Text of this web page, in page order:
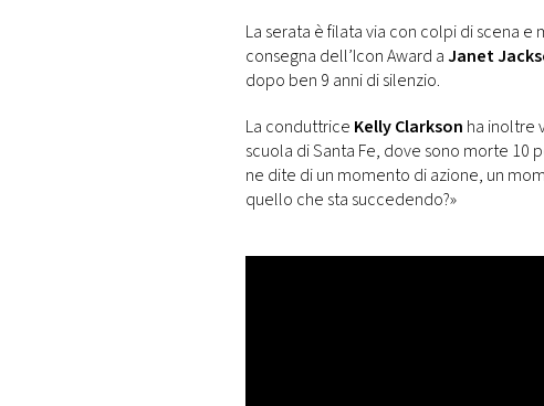
La serata è filata via con colpi di scena
consegna dell’Icon Award aJanet
dopo ben 9 anni di silenzio.
La conduttrice Kelly Clarkson ha inoltre
scuola di Santa Fe, dove sono morte 10
ne dite di un momento di azione, un
quello che sta succedendo?»